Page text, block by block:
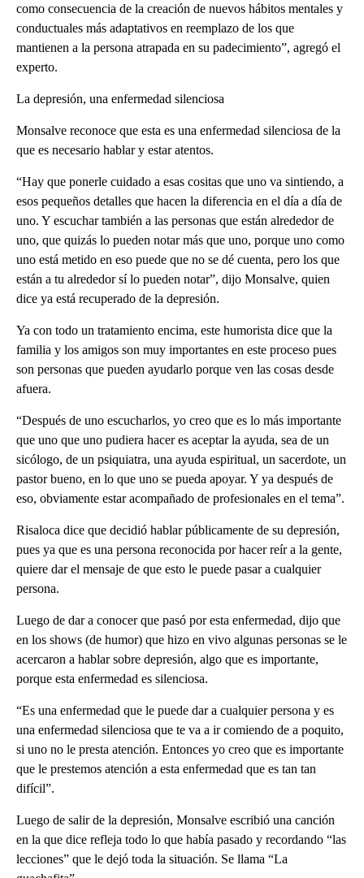
como consecuencia de la creación de nuevos hábitos mentales y
conductuales más adaptativos en reemplazo de los que
mantienen a la persona atrapada en su padecimiento”, agregó el
experto.
La depresión, una enfermedad silenciosa
Monsalve reconoce que esta es una enfermedad silenciosa de la
que es necesario hablar y estar atentos.
“Hay que ponerle cuidado a esas cositas que uno va sintiendo, a
esos pequeños detalles que hacen la diferencia en el día a día de
uno. Y escuchar también a las personas que están alrededor de
uno, que quizás lo pueden notar más que uno, porque uno como
uno está metido en eso puede que no se dé cuenta, pero los que
están a tu alrededor sí lo pueden notar”, dijo Monsalve, quien
dice ya está recuperado de la depresión.
Ya con todo un tratamiento encima, este humorista dice que la
familia y los amigos son muy importantes en este proceso pues
son personas que pueden ayudarlo porque ven las cosas desde
afuera.
“Después de uno escucharlos, yo creo que es lo más importante
que uno que uno pudiera hacer es aceptar la ayuda, sea de un
sicólogo, de un psiquiatra, una ayuda espiritual, un sacerdote, un
pastor bueno, en lo que uno se pueda apoyar. Y ya después de
eso, obviamente estar acompañado de profesionales en el tema”.
Risaloca dice que decidió hablar públicamente de su depresión,
pues ya que es una persona reconocida por hacer reír a la gente,
quiere dar el mensaje de que esto le puede pasar a cualquier
persona.
Luego de dar a conocer que pasó por esta enfermedad, dijo que
en los shows (de humor) que hizo en vivo algunas personas se le
acercaron a hablar sobre depresión, algo que es importante,
porque esta enfermedad es silenciosa.
“Es una enfermedad que le puede dar a cualquier persona y es
una enfermedad silenciosa que te va a ir comiendo de a poquito,
si uno no le presta atención. Entonces yo creo que es importante
que le prestemos atención a esta enfermedad que es tan tan
difícil”.
Luego de salir de la depresión, Monsalve escribió una canción
en la que dice refleja todo lo que había pasado y recordando “las
lecciones” que le dejó toda la situación. Se llama “La